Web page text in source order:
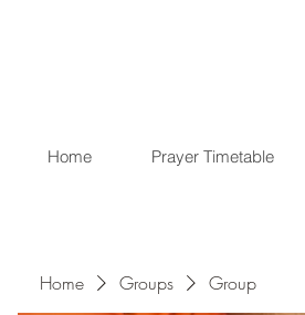
Home Prayer Timetable
Home Groups Group